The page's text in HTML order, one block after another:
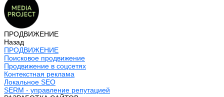
ПРОДВИЖЕНИЕ
Назад
ПРОДВИЖЕНИЕ
Поисковое продвижение
Продвижение в соцсетях
Контекстная реклама
Локальное SEO
SERM - управление репутацией